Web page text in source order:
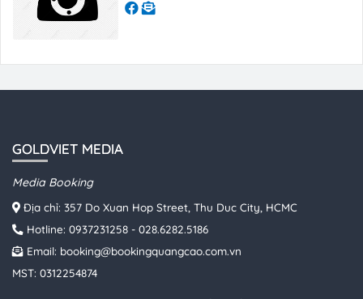
GOLDVIET MEDIA
Media Booking
Địa chỉ: 357 Do Xuan Hop Street, Thu Duc City, HCMC
Hotline: 0937231258 - 028.6282.5186
Email: booking@bookingquangcao.com.vn
MST: 0312254874